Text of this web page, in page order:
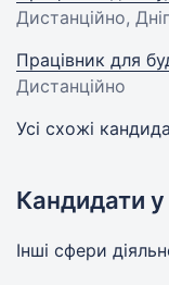
Дистанційно,
Працівник для
Дистанційно
Усі схожі
Кандидати у
Інші сфери